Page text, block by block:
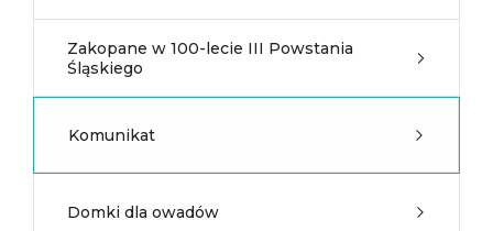
Zakopane w 100-lecie III Powstania
Śląskiego
Komunikat
Domki dla owadów